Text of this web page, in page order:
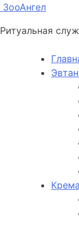
ЗооАнгел
Ритуальная